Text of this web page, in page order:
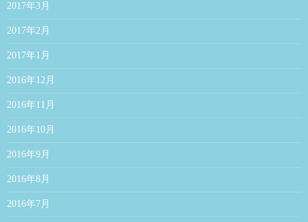
2017年3月
2017年2月
2017年1月
2016年12月
2016年11月
2016年10月
2016年9月
2016年8月
2016年7月